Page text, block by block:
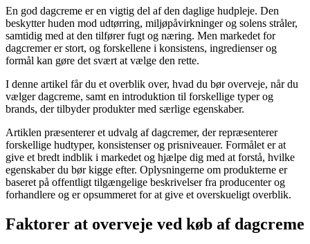
En god dagcreme er en vigtig del af den daglige hudpleje. Den
beskytter huden mod udtørring, miljøpåvirkninger og solens stråler,
samtidig med at den tilfører fugt og næring. Men markedet for
dagcremer er stort, og forskellene i konsistens, ingredienser og
formål kan gøre det svært at vælge den rette.
I denne artikel får du et overblik over, hvad du bør overveje, når du
vælger dagcreme, samt en introduktion til forskellige typer og
brands, der tilbyder produkter med særlige egenskaber.
Artiklen præsenterer et udvalg af dagcremer, der repræsenterer
forskellige hudtyper, konsistenser og prisniveauer. Formålet er at
give et bredt indblik i markedet og hjælpe dig med at forstå, hvilke
egenskaber du bør kigge efter. Oplysningerne om produkterne er
baseret på offentligt tilgængelige beskrivelser fra producenter og
forhandlere og er opsummeret for at give et overskueligt overblik.
Faktorer at overveje ved køb af dagcreme